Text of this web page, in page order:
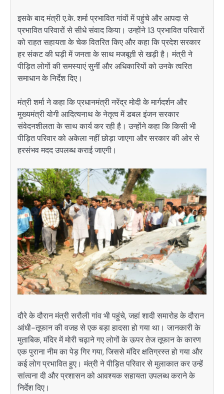
इसके बाद मंत्री ए.के. शर्मा प्रभावित गांवों में पहुंचे और आपदा से
प्रभावित परिवारों से सीधे संवाद किया। उन्होंने 13 प्रभावित परिवारों
को राहत सहायता के चेक वितरित किए और कहा कि प्रदेश सरकार
हर संकट की घड़ी में जनता के साथ मजबूती से खड़ी है। मंत्री ने
पीड़ित लोगों की समस्याएं सुनीं और अधिकारियों को उनके त्वरित
समाधान के निर्देश दिए।
मंत्री शर्मा ने कहा कि प्रधानमंत्री नरेंद्र मोदी के मार्गदर्शन और
मुख्यमंत्री योगी आदित्यनाथ के नेतृत्व में डबल इंजन सरकार
संवेदनशीलता के साथ कार्य कर रही है। उन्होंने कहा कि किसी भी
पीड़ित परिवार को अकेला नहीं छोड़ा जाएगा और सरकार की ओर से
हरसंभव मदद उपलब्ध कराई जाएगी।
दौरे के दौरान मंत्री सरौली गांव भी पहुंचे, जहां शादी समारोह के दौरान
आंधी-तूफान की वजह से एक बड़ा हादसा हो गया था। जानकारी के
मुताबिक, मंदिर में मोरी चढ़ाने गए लोगों के ऊपर तेज तूफान के कारण
एक पुराना नीम का पेड़ गिर गया, जिससे मंदिर क्षतिग्रस्त हो गया और
कई लोग प्रभावित हुए। मंत्री ने पीड़ित परिवार से मुलाकात कर उन्हें
सांत्वना दी और प्रशासन को आवश्यक सहायता उपलब्ध कराने के
निर्देश दिए।